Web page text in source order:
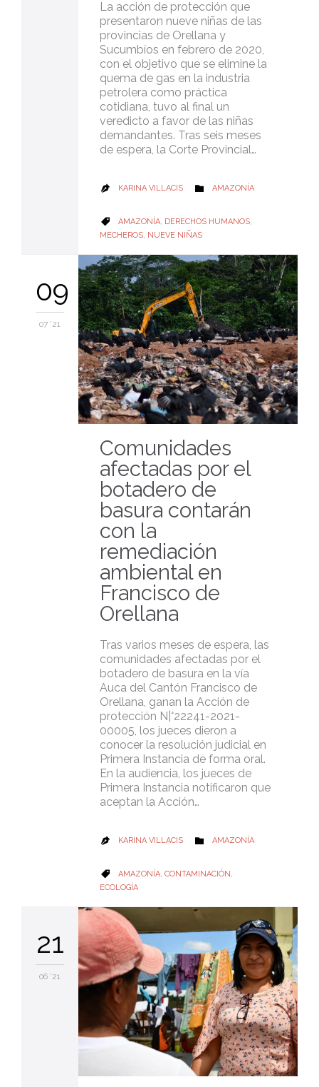
La acción de protección que
presentaron nueve niñas de las
provincias de Orellana y
Sucumbíos en febrero de 2020,
con el objetivo que se elimine la
quema de gas en la industria
petrolera como práctica
cotidiana, tuvo al final un
veredicto a favor de las niñas
demandantes. Tras seis meses
de espera, la Corte Provincial…
 KARINA VILLACIS  CATEGORY
AMAZONÍA
 CATEGORY
AMAZONÍA, DERECHOS HUMANOS,
MECHEROS, NUEVE NIÑAS
09
07 '21
Comunidades
afectadas por el
botadero de
basura contarán
con la
remediación
ambiental en
Francisco de
Orellana
Tras varios meses de espera, las
comunidades afectadas por el
botadero de basura en la vía
Auca del Cantón Francisco de
Orellana, ganan la Acción de
protección N|°22241-2021-
00005, los jueces dieron a
conocer la resolución judicial en
Primera Instancia de forma oral.
En la audiencia, los jueces de
Primera Instancia notificaron que
aceptan la Acción…
 KARINA VILLACIS  CATEGORY
AMAZONÍA
 CATEGORY
AMAZONÍA, CONTAMINACIÓN ,
ECOLOGÍA
21
06 '21